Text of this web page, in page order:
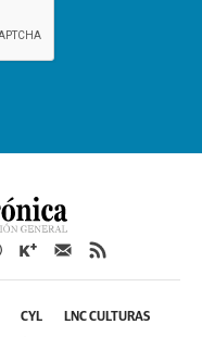
CYL LNC CULTURAS